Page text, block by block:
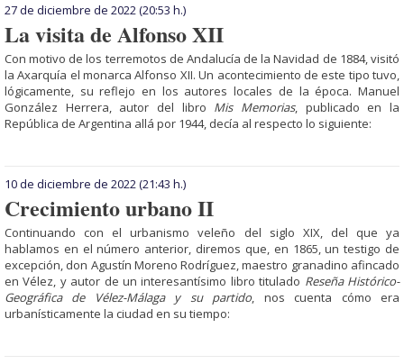
27 de diciembre de 2022(20:53 h.)
La visita de Alfonso XII
Con motivo de los terremotos de Andalucía de la Navidad de 1884, visitó
la Axarquía el monarca Alfonso XII. Un acontecimiento de este tipo tuvo,
lógicamente, su reflejo en los autores locales de la época. Manuel
González Herrera, autor del libro Mis Memorias, publicado en la
República de Argentina allá por 1944, decía al respecto lo siguiente:
10 de diciembre de 2022(21:43 h.)
Crecimiento urbano II
Continuando con el urbanismo veleño del siglo XIX, del que ya
hablamos en el número anterior, diremos que, en 1865, un testigo de
excepción, don Agustín Moreno Rodríguez, maestro granadino afin­cado
en Vélez, y autor de un interesantísimo libro titulado Reseña Histórico-
Geográfica de Vélez-Má­laga y su partido, nos cuen­ta cómo era
urbanísticamente la ciudad en su tiempo: